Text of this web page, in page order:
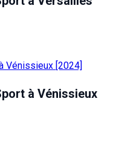
à Vénissieux